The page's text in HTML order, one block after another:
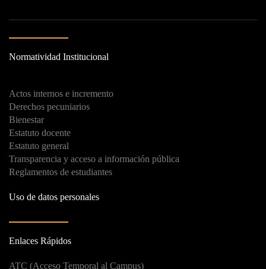
Normatividad Institucional
Actos internos e incremento
Derechos pecuniarios
Bienestar
Estatuto docente
Estatuto general
Transparencia y acceso a información pública
Reglamentos de estudiantes
Uso de datos personales
Enlaces Rápidos
ATC (Acceso Temporal al Campus)